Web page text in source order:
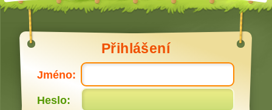
Přihlášení
Jméno:
Heslo: